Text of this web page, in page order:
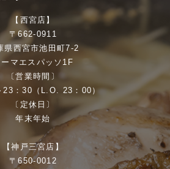
【西宮店】
〒662-0911
県西宮市池田町7-2
ーマエスパッソ1F
〔営業時間〕
23：30（L.O. 23：00）
〔定休日〕
年末年始
【神戸三宮店】
〒650-0012